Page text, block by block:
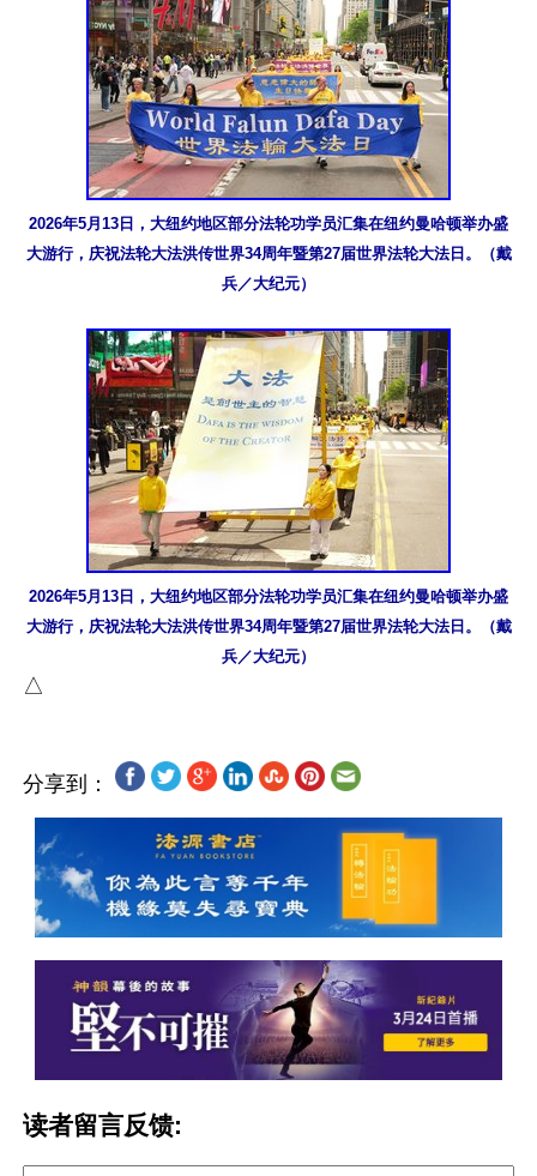
2026年5月13日，大纽约地区部分法轮功学员汇集在纽约曼哈顿举办盛
大游行，庆祝法轮大法洪传世界34周年暨第27届世界法轮大法日。（戴
兵／大纪元）
2026年5月13日，大纽约地区部分法轮功学员汇集在纽约曼哈顿举办盛
大游行，庆祝法轮大法洪传世界34周年暨第27届世界法轮大法日。（戴
兵／大纪元）
分享到：
读者留言反馈: